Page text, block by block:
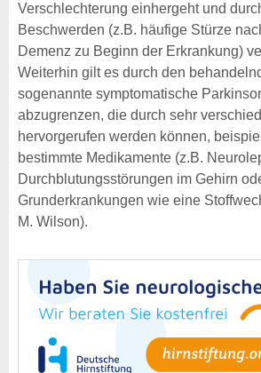
Verschlechterung einhergeht und
Beschwerden (z.B. häufige Stürze
Demenz zu Beginn der Erkrankung)
Weiterhin gilt es durch den
sogenannte symptomatische
abzugrenzen, die durch sehr
hervorgerufen werden können,
bestimmte Medikamente (z.B.
Durchblutungsstörungen im Gehirn
Grunderkrankungen wie eine
M. Wilson).